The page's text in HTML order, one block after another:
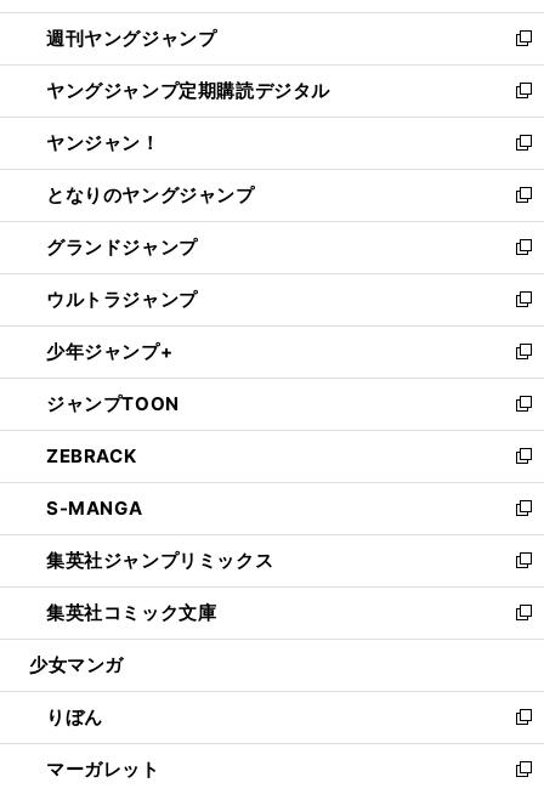
開
く
ウ
で
開
く
ン
ド
ウ
で
開
く
ウ
ィ
ン
ド
ウ
で
開
く
週刊ヤングジャンプ
新
し
い
ウ
ィ
ン
ド
ウ
で
開
く
ヤングジャンプ定期購読デジタル
新
し
い
ウ
ィ
ン
ド
ウ
で
開
く
ヤンジャン！
新
し
い
ウ
ィ
ン
ド
ウ
で
開
く
となりのヤングジャンプ
新
し
い
ウ
ィ
ン
ド
ウ
で
開
く
グランドジャンプ
新
し
い
ウ
ィ
ン
ド
ウ
で
開
く
ウルトラジャンプ
新
し
い
ウ
ィ
ン
ド
ウ
で
開
く
少年ジャンプ+
新
し
い
ウ
ィ
ン
ド
ウ
で
開
く
ジャンプTOON
新
し
い
ウ
ィ
ン
ド
ウ
で
開
ZEBRACK
新
し
い
ウ
ィ
ン
ド
ウ
開
く
S-MANGA
新
し
い
ウ
ィ
ン
ウ
で
開
く
集英社ジャンプリミックス
新
し
い
ウ
ン
ド
ウ
で
集英社コミック文庫
新
し
ウ
ィ
ン
ド
少女マンガ
りぼん
新
し
い
マーガレット
新